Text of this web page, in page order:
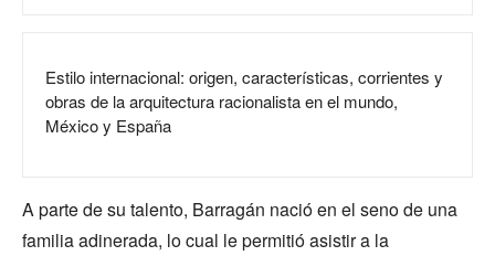
Estilo internacional: origen, características, corrientes y
obras de la arquitectura racionalista en el mundo,
México y España
A parte de su talento, Barragán nació en el seno de una
familia adinerada, lo cual le permitió asistir a la